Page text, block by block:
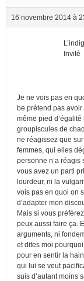
16 novembre 2014 à
Invité
Je ne vois pas en
be prétend pas avoir
même pied
groupiscules de
ne réagissez que
femmes, qui elles
personne n’a réagis
vous avez un parti
lourdeur, ni la
vois pas en quoi on
d’adapter mon
Mais si vous
peux aussi faire ça.
arguments, ni
et dites moi
pour en sentir la
qui lui se veut
suis d’autant moins